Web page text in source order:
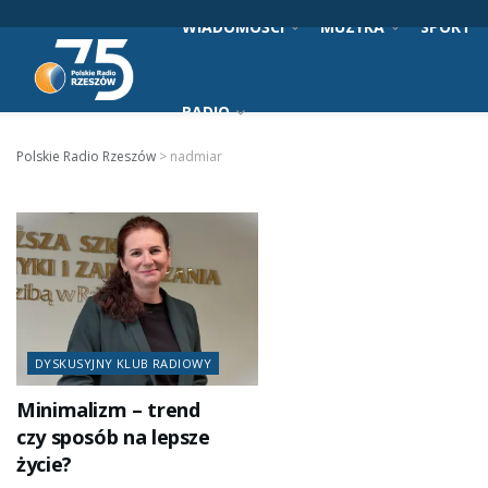
WIADOMOŚCI MUZYKA SPORT
RADIO
Polskie Radio Rzeszów > nadmiar
DYSKUSYJNY KLUB RADIOWY
Minimalizm – trend
czy sposób na lepsze
życie?